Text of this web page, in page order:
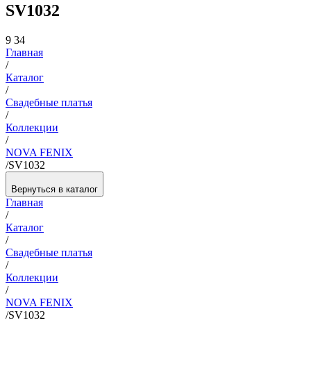
SV1032
9 34
Главная
/
Каталог
/
Свадебные платья
/
Коллекции
/
NOVA FENIX
/SV1032
Вернуться в каталог
Главная
/
Каталог
/
Свадебные платья
/
Коллекции
/
NOVA FENIX
/SV1032